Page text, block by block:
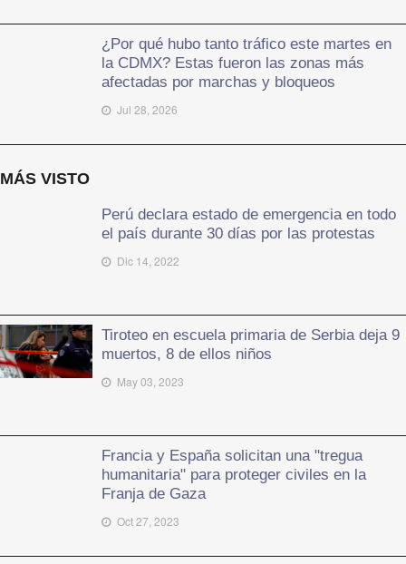
¿Por qué hubo tanto tráfico este martes en
la CDMX? Estas fueron las zonas más
afectadas por marchas y bloqueos
Jul 28, 2026
MÁS VISTO
Perú declara estado de emergencia en todo
el país durante 30 días por las protestas
Dic 14, 2022
Tiroteo en escuela primaria de Serbia deja 9
muertos, 8 de ellos niños
May 03, 2023
Francia y España solicitan una "tregua
humanitaria" para proteger civiles en la
Franja de Gaza
Oct 27, 2023